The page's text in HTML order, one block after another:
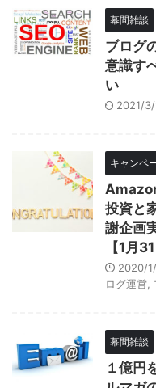
幕間雑談
ブログ
意識す
い
2021/
キャンペ
投資と
謝企画
【1月
2020/
ログ運営
幕間雑談
１億円